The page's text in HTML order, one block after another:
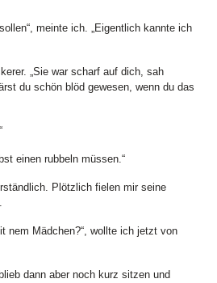
meinte ich. „Eigentlich kannte ich
„Sie war scharf auf dich, sah
du schön blöd gewesen, wenn du das
einen rubbeln müssen.“
Plötzlich fielen mir seine
nem Mädchen?“, wollte ich jetzt von
dann aber noch kurz sitzen und